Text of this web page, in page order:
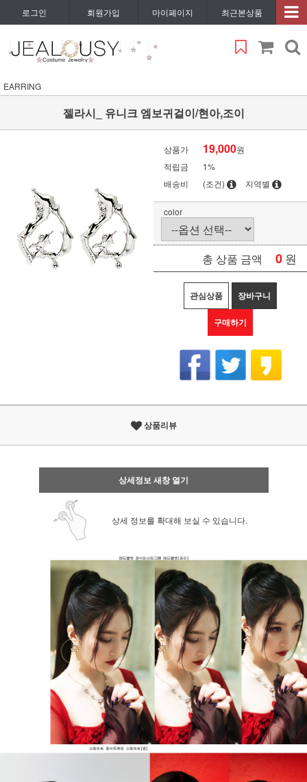
로그인 회원가입 마이페이지 최근본상품
EARRING
젤라시_ 유니크 엠보귀걸이/현아,조이
상품가 19,000원
적립금
1%
배송비
(조건) 지역별
color
총 상품 금액 0 원
관심상품 장바구니
구매하기
상품리뷰
상세정보 새창 열기
상세 정보를 확대해 보실 수 있습니다.